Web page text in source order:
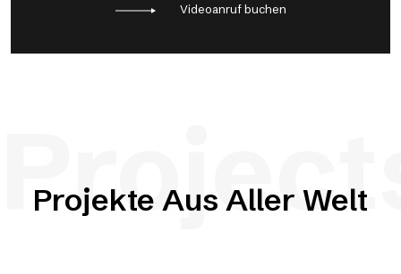
Videoanruf buchen
Projekte Aus Aller Welt